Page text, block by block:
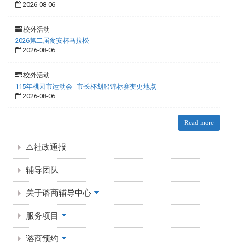
2026-08-06
校外活动
2026第二届食安杯马拉松
2026-08-06
校外活动
115年桃园市运动会─市长杯划船锦标赛变更地点
2026-08-06
Read more
⚠️社政通报
辅导团队
关于谘商辅导中心
服务项目
谘商预约